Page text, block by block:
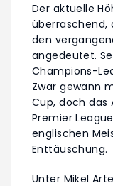
Der aktuelle
überraschend,
den
angedeutet.
Champions-
Zwar gewann
Cup, doch das
Premier
englischen
Enttäuschung.
Unter Mikel